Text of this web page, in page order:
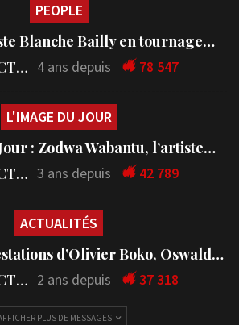
PEOPLE
Blanche Bailly en tournage…
LA REDACTION 4 ans depuis 78 547
L'IMAGE DU JOUR
: Zodwa Wabantu, l’artiste…
LA REDACTION 3 ans depuis 42 789
ACTUALITÉS
d’Olivier Boko, Oswald…
LA REDACTION 2 ans depuis 37 318
PLUS DE MESSAGES